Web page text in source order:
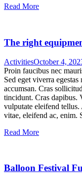
Read More
The right
ActivitiesOctober 4,
Proin faucibus nec
Sed eget viverra
accumsan. Cras
tincidunt. Cras dapibus.
vulputate eleifend
vitae, eleifend ac, enim.
Read More
Balloon Festival